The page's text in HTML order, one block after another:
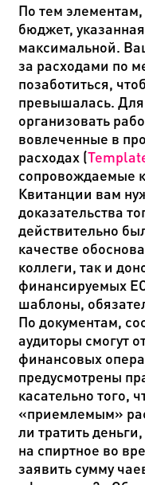
По тем
бюджет,
максимальной.
за расходами по
позаботиться,
превышалась. Для
организовать
вовлеченные в
расходах (
сопровождаемые
Квитанции вам
доказательства
действительно
качестве
коллеги, так и
финансируемых
шаблоны,
По документам,
аудиторы смогут
финансовых
предусмотрены
касательно того,
«приемлемым»
ли тратить
на спиртное во
заявить сумму